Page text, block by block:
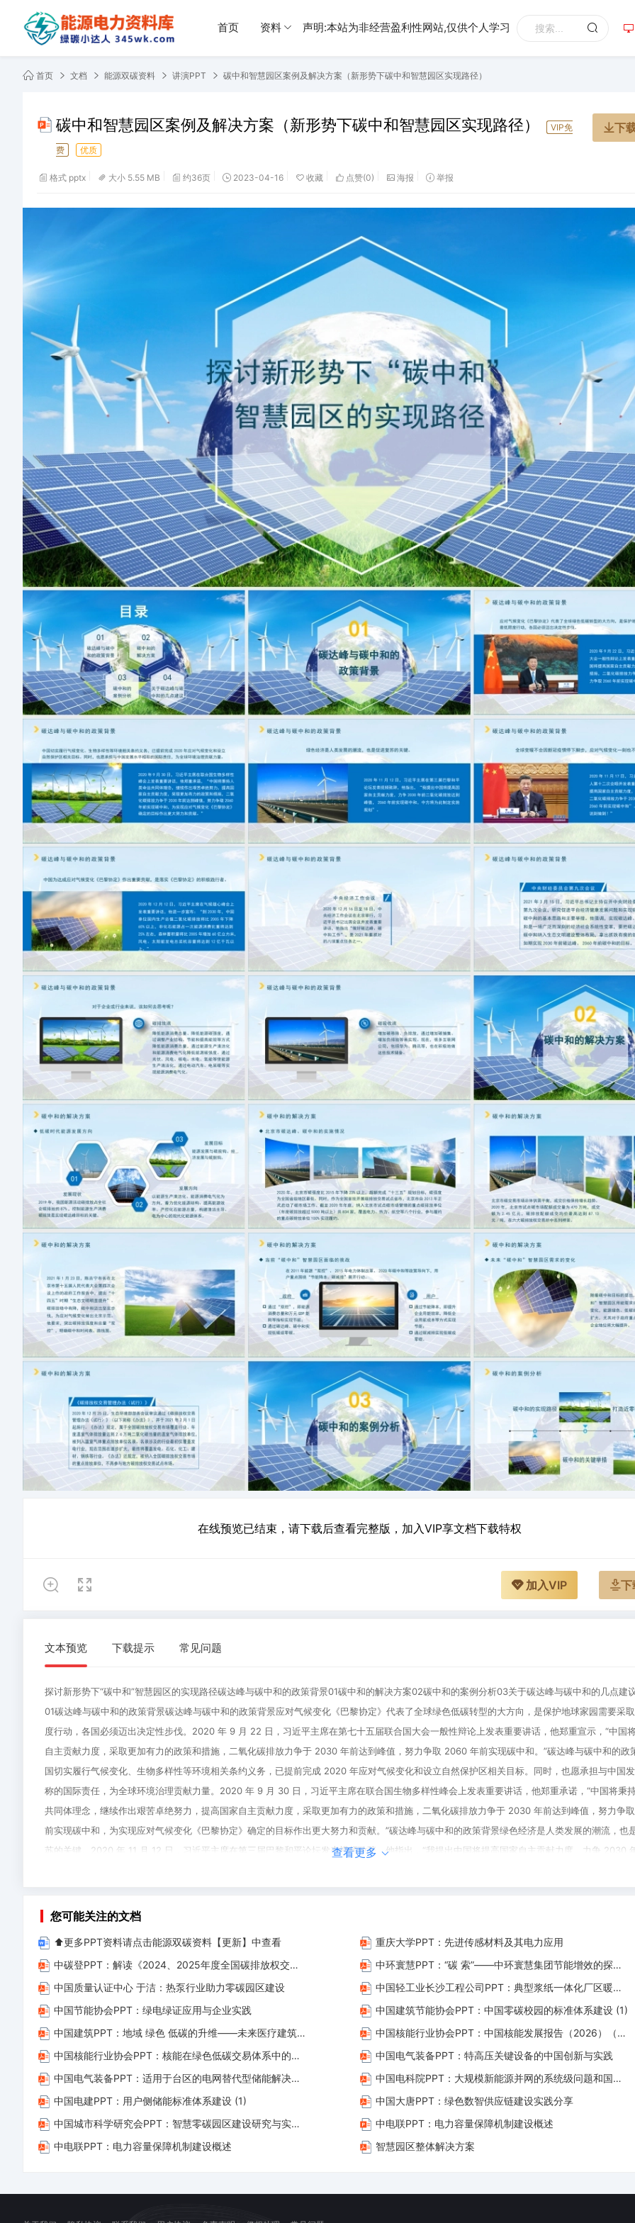
首页 资料 声明:本站为非经营盈利性网站,仅供个人学习
首页 文档 能源双碳资料 讲演PPT 碳中和智慧园区案例及解决方案（新形势下碳中和智慧园区实现路径）
碳中和智慧园区案例及解决方案（新形势下碳中和智慧园区实现路径） VIP免
费 优质
下
格式 pptx 大小 5.55 MB 约36页 2023-04-16 收藏 点赞(0) 海报 举报
在线预览已结束，请下载后查看完整版，加入VIP享文档下载特权
下
加入VIP
文本预览 下载提示 常见问题
探讨新形势下“碳中和”智慧园区的实现路径碳达峰与碳中和的政策背景01碳中和的解决方案02碳中和的案例分析03关于碳达峰与碳中和的几点建
01碳达峰与碳中和的政策背景碳达峰与碳中和的政策背景应对气候变化《巴黎协定》代表了全球绿色低碳转型的大方向，是保护地球家园需要采
度行动，各国必须迈出决定性步伐。2020 年 9 月 22 日，习近平主席在第七十五届联合国大会一般性辩论上发表重要讲话，他郑重宣示，“中国
自主贡献力度，采取更加有力的政策和措施，二氧化碳排放力争于 2030 年前达到峰值，努力争取 2060 年前实现碳中和。”碳达峰与碳中和的政
国切实履行气候变化、生物多样性等环境相关条约义务，已提前完成 2020 年应对气候变化和设立自然保护区相关目标。同时，也愿承担与中国
称的国际责任，为全球环境治理贡献力量。2020 年 9 月 30 日，习近平主席在联合国生物多样性峰会上发表重要讲话，他郑重承诺，“中国将秉
共同体理念，继续作出艰苦卓绝努力，提高国家自主贡献力度，采取更加有力的政策和措施，二氧化碳排放力争于 2030 年前达到峰值，努力争
前实现碳中和，为实现应对气候变化《巴黎协定》确定的目标作出更大努力和贡献。”碳达峰与碳中和的政策背景绿色经济是人类发展的潮流，也
苏的关键。2020 年 11 月 12 日，习近平主席在第三届巴黎和平论坛发表视频致辞，他指出，“我提出中国将提高国家自主贡献力度，力争 2030
的政策和举措，二氧化碳排放力争于 2030 年前达到峰值，努力争取2060 年前实现碳中和”。他还郑重承诺，“我们将说到做到！”碳达峰与碳中
讲话，他进一步宣布：“到 2030 年，中国单位国内生产总值二氧化碳排放将比 2005 年下降65% 以上，非化石能源占一次能源消费比重将达到
森林蓄积量将比 2005 年增加 60 ...
查看更多
您
下
文
档
后，
您
只
拥
有
使
用
限，
法
下
资
料
侵
权
等
问
题
系
客
立
您可能关注的文档
⬆️更多PPT资料请点击能源双碳资料【更新】中查看
重庆大学PPT：先进传感材料及其电力应用
中碳登PPT：解读《2024、2025年度全国碳排放权交易市场钢铁、水泥、铝冶炼行业配额总量和分配方案》(1)
中环寰慧PPT：“碳 索”——中环寰慧集团节能增效的探索与实践
中国质量认证中心 于洁：热泵行业助力零碳园区建设
中国轻工业长沙工程公司PPT：典型浆纸一体化厂区暖通节能路径探讨
中国节能协会PPT：绿电绿证应用与企业实践
中国建筑节能协会PPT：中国零碳校园的标准体系建设 (1)
中国建筑PPT：地域 绿色 低碳的升维——未来医疗建筑的实施路径
中国核能行业协会PPT：中国核能发展报告（2026）（简版）
中国核能行业协会PPT：核能在绿色低碳交易体系中的政策问题研究 (1)
中国电气装备PPT：特高压关键设备的中国创新与实践
中国电气装备PPT：适用于台区的电网替代型储能解决方案——破解配网瓶颈，打通供电“最后一公里”
中国电科院PPT：大规模新能源并网的系统级问题和国际标准工作
中国电建PPT：用户侧储能标准体系建设 (1)
中国大唐PPT：绿色数智供应链建设实践分享
中国城市科学研究会PPT：智慧零碳园区建设研究与实践 (1)
中电联PPT：电力容量保障机制建设概述
中电联PPT：电力容量保障机制建设概述
智慧园区整体解决方案